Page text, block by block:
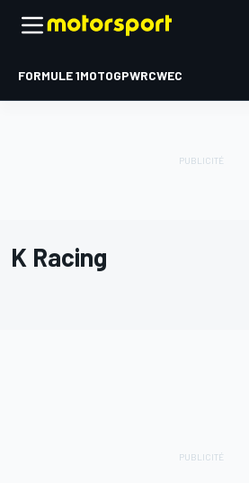
FORMULE 1MOTOGPWRCWEC
K Racing